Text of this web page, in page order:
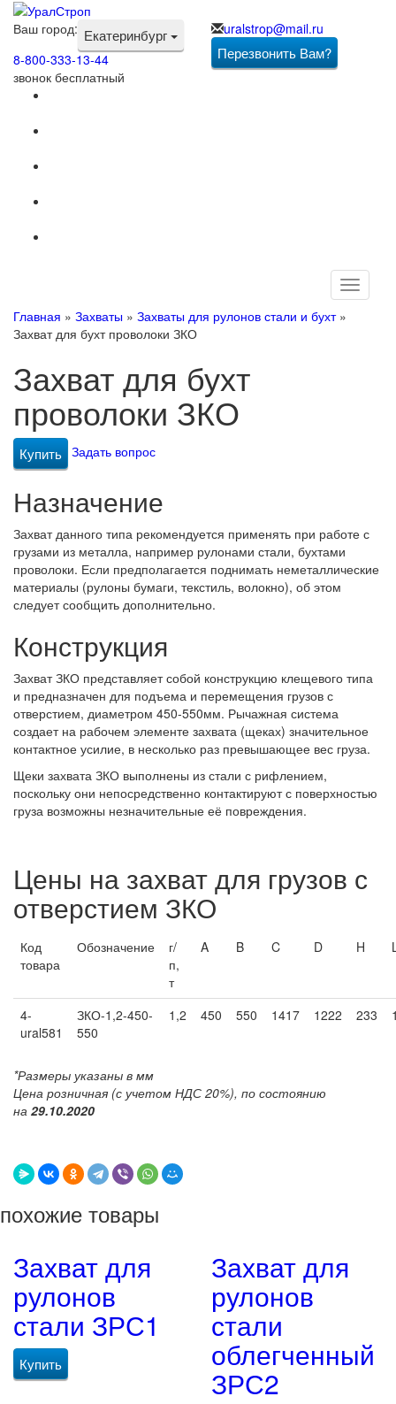
uralstrop@mail.ru
Перезвонить Вам?
Ваш город: Екатеринбург
8-800-333-13-44
звонок бесплатный
Toggle
Главная » Захваты » Захваты для рулонов стали и бухт»
Захват для бухт проволоки ЗКО
Захват для бухт
проволоки ЗКО
Купить Задать вопрос
Назначение
Захват данного типа рекомендуется применять при работе с
грузами из металла, например рулонами стали, бухтами
проволоки. Если предполагается поднимать неметаллические
материалы (рулоны бумаги, текстиль, волокно), об этом
следует сообщить дополнительно.
Конструкция
Захват ЗКО представляет собой конструкцию клещевого типа
и предназначен для подъема и перемещения грузов с
отверстием, диаметром 450-550мм. Рычажная система
создает на рабочем элементе захвата (щеках) значительное
контактное усилие, в несколько раз превышающее вес груза.
Щеки захвата ЗКО выполнены из стали с рифлением,
поскольку они непосредственно контактируют с поверхностью
груза возможны незначительные её повреждения.
Цены на захват для грузов с
отверстием ЗКО
Код
товара
Обозначение
г/
п,
т
A B C D H
4-
ural581
ЗКО-1,2-450-
550
1,2 450 550 1417 1222 233
*Размеры указаны в мм
Цена розничная (с учетом НДС 20%), по состоянию
на 29.10.2020
похожие товары
Захват для
рулонов
стали ЗРС1
Купить
Захват для
рулонов
стали
облегченный
ЗРС2